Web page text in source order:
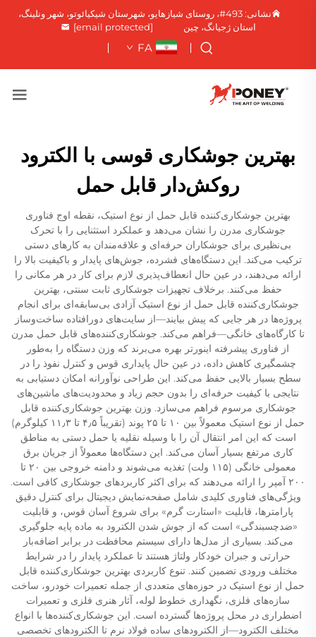
نشانی: 493#، روستای شیازهایو، شهرستان شیکیائوتو، شهر ونلینگ،
استان ژجیانگ، چین
[email protected]
FA
بهترین جوشکاری قوسی با الکترود
روکش‌دار قابل حمل
بهترین جوشکاری‌کننده قابل حمل از نوع استیک، نقطه اوج فناوری
جوشکاری مدرن را نشان می‌دهد و عملکرد استثنایی را با تحرک
بی‌نظیری برای جوشکاران حرفه‌ای و علاقه‌مندان به کارهای دستی
ترکیب می‌کند. این دستگاه‌های فشرده، جوش‌های پایدار و باکیفیت بالا را
ارائه می‌دهند، در عین حال انعطاف‌پذیری لازم برای کار در هر مکانی را
حفظ می‌کنند. برخلاف تجهیزات جوشکاری ثابت سنتی، بهترین
جوشکاری‌کننده قابل حمل از نوع استیک آزادی بی‌سابقه‌ای برای انجام
پروژه‌ها در هر جایی که پیش بیایند—از سایت‌های دورافتاده ساخت‌وساز
تا کارگاه‌های خانگی—فراهم می‌کند. جوشکاری‌کننده‌های قابل حمل مدرن
از فناوری پیشرفته اینورتر بهره می‌برند که وزن دستگاه را به‌طور
چشمگیری کاهش داده، در عین حال پایداری قوس و کنترل نفوذ را در
سطح بسیار بالایی حفظ می‌کند. این طراحی نوآورانه امکان دستیابی به
نتایجی با کیفیت حرفه‌ای را بدون حجم زیاد و محدودیت‌های ماشین‌های
جوشکاری مرسوم فراهم می‌سازد. وزن بهترین جوشکاری‌کننده قابل
حمل از نوع استیک معمولاً بین ۱۰ تا ۲۵ پوند (تقریباً ۴٫۵ تا ۱۱٫۳ کیلوگرم)
است که این امر انتقال آن را با وسیله نقلیه یا حمل دستی به مناطق
کاری مرتفع بسیار آسان می‌کند. این دستگاه‌ها معمولاً از جریان برق
معمولی خانگی (۱۱۵ ولت) تغذیه می‌شوند و دامنه خروجی بین ۲۰ تا
۲۰۰ آمپر را ارائه می‌دهند که برای اکثر کاربردهای جوشکاری کافی است.
ویژگی‌های فناوری کلیدی شامل صفحه‌نمایش دیجیتال برای کنترل دقیق
پارامترها، قابلیت «استارت گرم» برای شروع آسان قوس، و قابلیت
«ضدچسبندگی» است که از جوش شدن الکترود به ماده پایه جلوگیری
می‌کند. بسیاری از مدل‌ها دارای سیستم محافظت در برابر اضافه‌بار
حرارتی و جبران خودکار ولتاژ هستند تا عملکرد پایدار را در شرایط
مختلف ورودی تضمین کنند. تنوع کاربردی بهترین جوشکاری‌کننده قابل
حمل از نوع استیک در حوزه‌های متعددی از جمله تعمیرات خودرو، ساخت
سازه‌های فلزی، نگهداری خطوط لوله، آثار هنری فلزی و تعمیرات
اضطراری در محل پروژه‌ها گسترده است. این جوشکاری‌کننده‌ها با انواع
مختلف الکترود—از الکترودهای ساده فولاد نرم تا الکترودهای تخصصی